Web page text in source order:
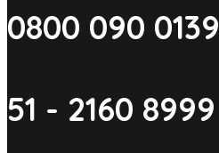
0800 090 0139
51 - 2160 8999